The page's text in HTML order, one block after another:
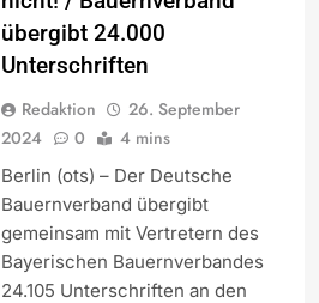
übergibt 24.000
Unterschriften
Redaktion
26. September
2024
0 4 mins
Berlin (ots) – Der Deutsche
Bauernverband übergibt
gemeinsam mit Vertretern des
Bayerischen Bauernverbandes
24.105 Unterschriften an den